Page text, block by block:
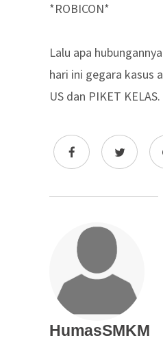
*ROBICON*
Lalu apa
hari ini gegara kasus
US dan PIKET KELAS.
HumasSMKM